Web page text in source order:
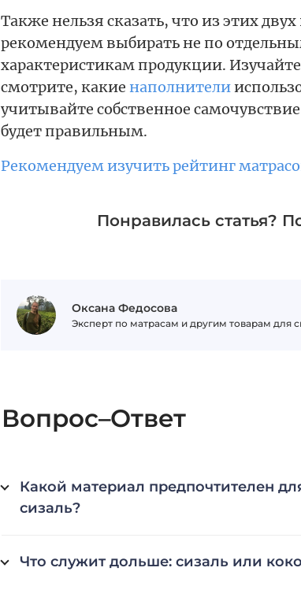
Также нельзя сказать, что из этих
рекомендуем выбирать не по
характеристикам продукции.
смотрите, какие наполнители
учитывайте собственное
будет правильным.
Рекомендуем изучить рейтинг
Понравилась статья?
Оксана Федосова
Эксперт по матрасам и другим товарам для
Вопрос–Ответ
Какой материал предпочтителен
сизаль?
Что служит дольше: сизаль или